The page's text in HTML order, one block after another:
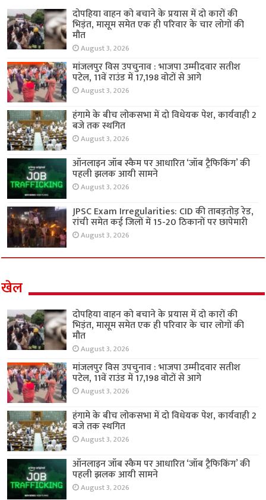
दोपहिया वाहन को बचाने के प्रयास में दो कारों की
भिड़ंत, मासूम समेत एक ही परिवार के चार लोगों की
मौत
August 3, 2026
मांजलपुर विस उपचुनाव : भाजपा उम्मीदवार सतीश
पटेल, 11वें राउंड में 17,198 वोटों से आगे
August 3, 2026
हंगामे के बीच लोकसभा में दो विधेयक पेश, कार्यवाही 2
बजे तक स्थगित
August 3, 2026
ऑनलाइन जॉब स्कैम पर आधारित ‘जॉब ट्रैफिकिंग’ की
पहली झलक आयी सामने
August 3, 2026
JPSC Exam Irregularities: CID की ताबड़तोड़ रेड,
रांची समेत कई जिलों में 15-20 ठिकानों पर छापेमारी
August 3, 2026
खेल
दोपहिया वाहन को बचाने के प्रयास में दो कारों की
भिड़ंत, मासूम समेत एक ही परिवार के चार लोगों की
मौत
August 3, 2026
मांजलपुर विस उपचुनाव : भाजपा उम्मीदवार सतीश
पटेल, 11वें राउंड में 17,198 वोटों से आगे
August 3, 2026
हंगामे के बीच लोकसभा में दो विधेयक पेश, कार्यवाही 2
बजे तक स्थगित
August 3, 2026
ऑनलाइन जॉब स्कैम पर आधारित ‘जॉब ट्रैफिकिंग’ की
पहली झलक आयी सामने
August 3, 2026